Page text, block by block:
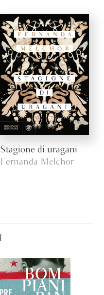
Stagione di uragani
Fernanda Melchor